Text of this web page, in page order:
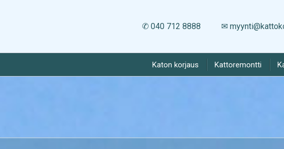
✆ 040 712 8888 ✉
Katon korjaus Kattoremontti